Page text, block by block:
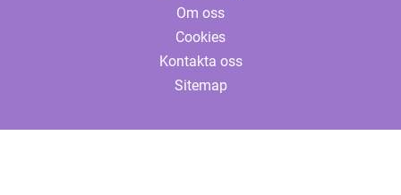
Om oss
Cookies
Kontakta oss
Sitemap